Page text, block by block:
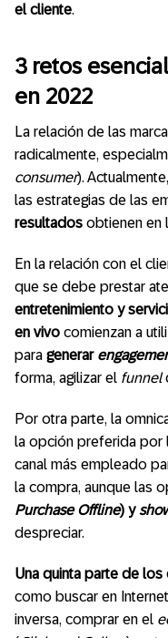
el cliente.
3 retos
en 2022
La relación de las
radicalmente,
consumer).
las estrategias de las
resultados obtienen en
En la relación con el
que se debe prestar
entretenimiento y
en vivo comienzan a
para generar
forma, agilizar el funnel
Por otra parte, la
la opción preferida por
canal más empleado
la compra, aunque las
Purchase Offline) y
despreciar.
Una quinta parte de
como buscar en
inversa, comprar en el